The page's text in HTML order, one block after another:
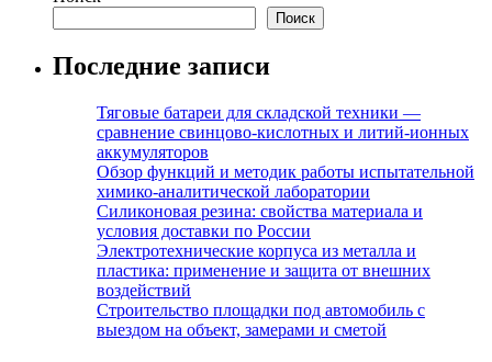
Поиск
Последние записи
Тяговые батареи для складской техники —
сравнение свинцово-кислотных и литий-ионных
аккумуляторов
Обзор функций и методик работы испытательной
химико-аналитической лаборатории
Силиконовая резина: свойства материала и
условия доставки по России
Электротехнические корпуса из металла и
пластика: применение и защита от внешних
воздействий
Строительство площадки под автомобиль с
выездом на объект, замерами и сметой